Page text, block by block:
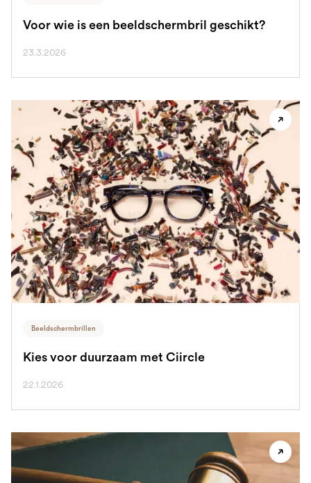
Voor wie is een beeldschermbril geschikt?
23.3.2026
Beeldschermbrillen
Kies voor duurzaam met Ciircle
22.1.2026